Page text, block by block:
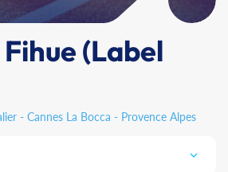
(Label
- Cannes La Bocca - Provence Alpes